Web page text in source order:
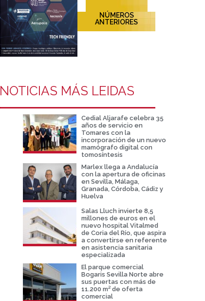
NÚMEROS
ANTERIORES
NOTICIAS MÁS LEIDAS
Cedial Aljarafe celebra 35
años de servicio en
Tomares con la
incorporación de un nuevo
mamógrafo digital con
tomosíntesis
Marlex llega a Andalucía
con la apertura de oficinas
en Sevilla, Málaga,
Granada, Córdoba, Cádiz y
Huelva
Salas Lluch invierte 8,5
millones de euros en el
nuevo hospital Vitalmed
de Coria del Río, que aspira
a convertirse en referente
en asistencia sanitaria
especializada
El parque comercial
Bogaris Sevilla Norte abre
sus puertas con más de
11.200 m² de oferta
comercial